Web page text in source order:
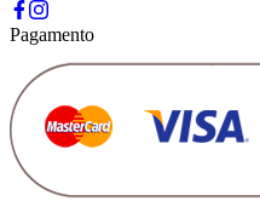
Pagamento